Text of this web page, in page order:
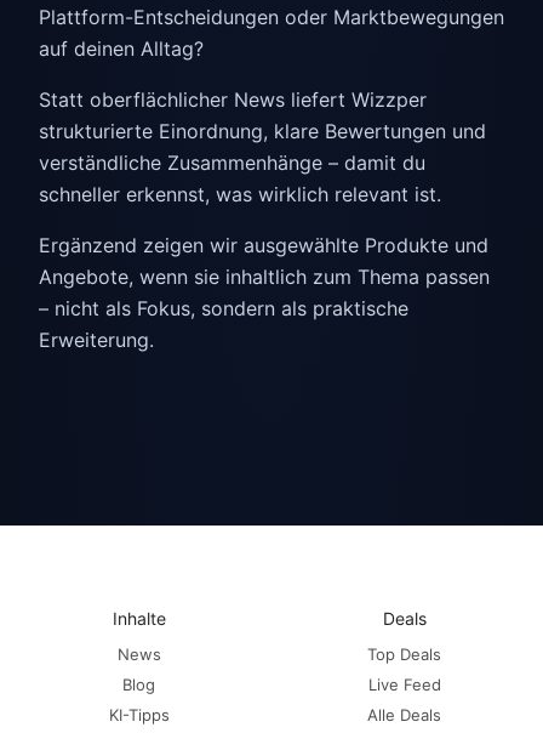
Plattform-Entscheidungen oder Marktbewegungen
auf deinen Alltag?
Statt oberflächlicher News liefert Wizzper
strukturierte Einordnung, klare Bewertungen und
verständliche Zusammenhänge – damit du
schneller erkennst, was wirklich relevant ist.
Ergänzend zeigen wir ausgewählte Produkte und
Angebote, wenn sie inhaltlich zum Thema passen
– nicht als Fokus, sondern als praktische
Erweiterung.
Inhalte
News
Blog
KI-Tipps
Deals
Top Deals
Live Feed
Alle Deals